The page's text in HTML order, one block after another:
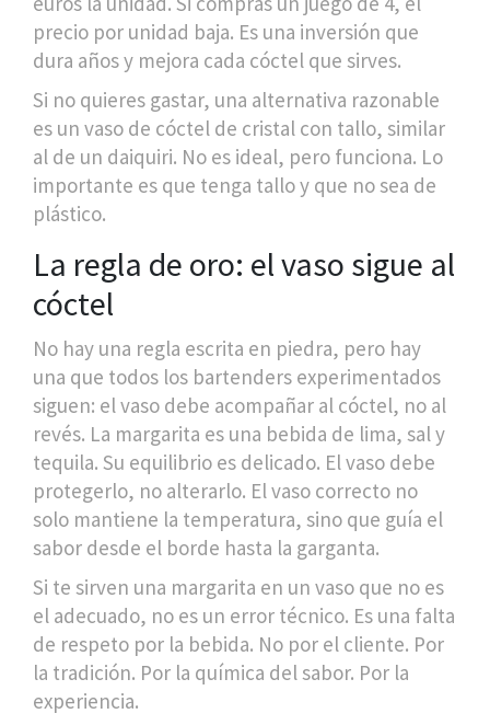
precio por unidad baja. Es una inversión que
dura años y mejora cada cóctel que sirves.
Si no quieres gastar, una alternativa razonable
es un vaso de cóctel de cristal con tallo, similar
al de un daiquiri. No es ideal, pero funciona. Lo
importante es que tenga tallo y que no sea de
plástico.
La regla de oro: el vaso sigue al
cóctel
No hay una regla escrita en piedra, pero hay
una que todos los bartenders experimentados
siguen: el vaso debe acompañar al cóctel, no al
revés. La margarita es una bebida de lima, sal y
tequila. Su equilibrio es delicado. El vaso debe
protegerlo, no alterarlo. El vaso correcto no
solo mantiene la temperatura, sino que guía el
sabor desde el borde hasta la garganta.
Si te sirven una margarita en un vaso que no es
el adecuado, no es un error técnico. Es una falta
de respeto por la bebida. No por el cliente. Por
la tradición. Por la química del sabor. Por la
experiencia.